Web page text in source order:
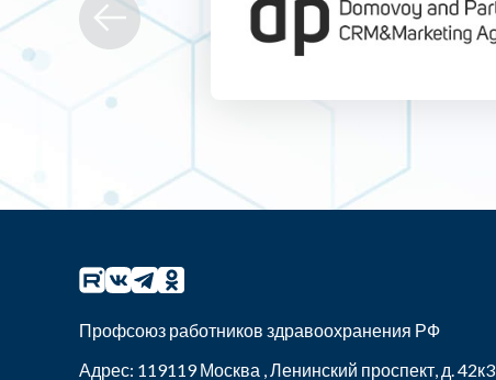
Профсоюз работников здравоохранения РФ
Адрес: 119119Москва ,Ленинский проспект, д. 42к3